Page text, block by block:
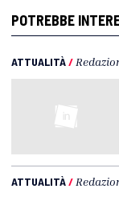
POTREBBE
ATTUALITÀ/
ATTUALITÀ/